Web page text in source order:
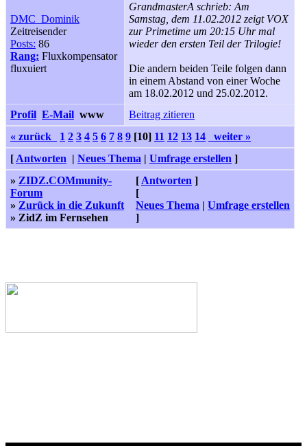
DMC_Dominik
Zeitreisender
Posts: 86
Rang: Fluxkompensator
fluxuiert
GrandmasterA schrieb: Am
Samstag, dem 11.02.2012 zeigt VOX
zur Primetime um 20:15 Uhr mal
wieder den ersten Teil der Trilogie!
Die andern beiden Teile folgen dann
in einem Abstand von einer Woche
am 18.02.2012 und 25.02.2012.
Profil E-Mail www
Beitrag zitieren
« zurück
1 2 3 4 5 6 7 8 9 [10] 11 12 13 14
weiter »
[ Antworten | Neues Thema | Umfrage erstellen ]
» ZIDZ.COMmunity-
Forum
» Zurück in die Zukunft
» ZidZ im Fernsehen
[ Antworten ]
[
Neues Thema | Umfrage erstellen
]